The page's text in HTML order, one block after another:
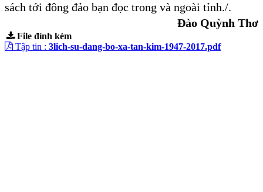
sách tới đông đảo bạn đọc trong và ngoài tỉnh./.
Đào Quỳnh Thơ
File đính kèm
Tập tin : 3lich-su-dang-bo-xa-tan-kim-1947-2017.pdf